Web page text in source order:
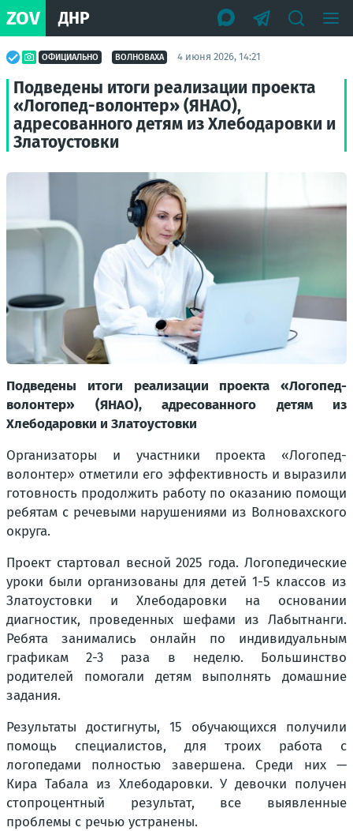
ZOV ДНР
ОФИЦИАЛЬНО ВОЛНОВАХА 4 июня 2026, 14:21
Подведены итоги реализации проекта
«Логопед-волонтер» (ЯНАО),
адресованного детям из Хлебодаровки и
Златоустовки
Подведены итоги реализации проекта «Логопед-
волонтер» (ЯНАО), адресованного детям из
Хлебодаровки и Златоустовки
Организаторы и участники проекта «Логопед-
волонтер» отметили его эффективность и выразили
готовность продолжить работу по оказанию помощи
ребятам с речевыми нарушениями из Волновахского
округа.
Проект стартовал весной 2025 года. Логопедические
уроки были организованы для детей 1-5 классов из
Златоустовки и Хлебодаровки на основании
диагностик, проведенных шефами из Лабытнанги.
Ребята занимались онлайн по индивидуальным
графикам 2-3 раза в неделю. Большинство
родителей помогали детям выполнять домашние
задания.
Результаты достигнуты, 15 обучающихся получили
помощь специалистов, для троих работа с
логопедами полностью завершена. Среди них —
Кира Табала из Хлебодаровки. У девочки получен
стопроцентный результат, все выявленные
проблемы с речью устранены.